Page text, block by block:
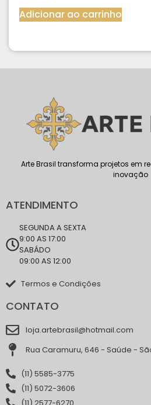
Adicionar ao carrinho
Arte Brasil transforma projetos em
inovação
ATENDIMENTO
SEGUNDA A SEXTA
9:00 AS 17:00
SABÁDO
09:00 AS 12:00
Termos e Condições
CONTATO
loja.artebrasil@hotmail.com
Rua Caramuru, 646 - Saúde -
(11) 5585-3775
(11) 5072-3606